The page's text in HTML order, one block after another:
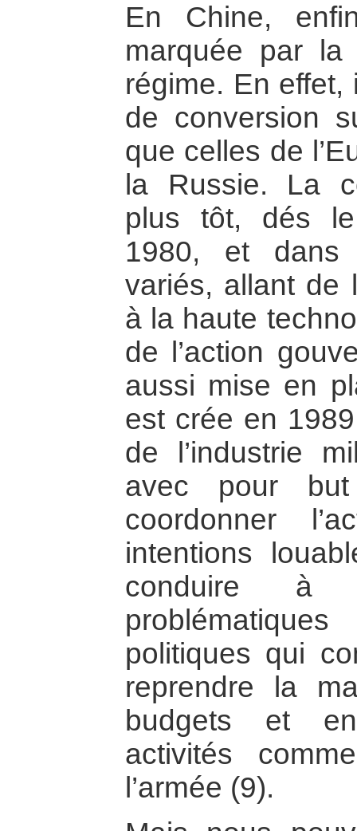
En Chine,
marquée par la
régime. En
de conversion
que celles de
la Russie. La
plus tôt, dés
1980, et dans
variés, allant de
à la haute
de l’action
aussi mise en
est crée en
de l’industrie
avec pour
coordonner
intentions
conduire à
politiques qui
reprendre la
budgets et
activités
l’armée (9).